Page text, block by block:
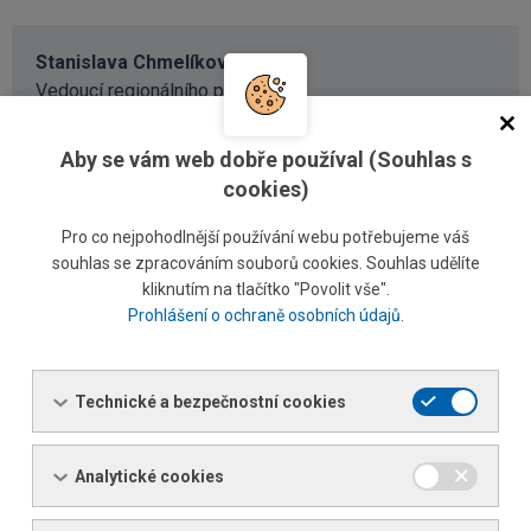
Stanislava Chmelíková
Vedoucí regionálního prodeje
Tel.: +420 477 055 316 / 726 155 316
Tel.: +420 606 694 765
Fax: +420 477 055 305
stanislava.chmelikova@ferona.cz
Lucie Řeháčková
Referent prodeje
Fax: +420 477 055 306
E-mail:lucie.rehackova@ferona.cz
Ing. Barbora Svobodová Kramosilová
Referent prodeje
Aby se vám web dobře používal (Souhlas s
cookies)
Pro co nejpohodlnější používání webu potřebujeme váš
souhlas se zpracováním souborů cookies. Souhlas udělíte
kliknutím na tlačítko "Povolit vše".
Prohlášení o ochraně osobních údajů
Technické a bezpečnostní cookies
Analytické cookies